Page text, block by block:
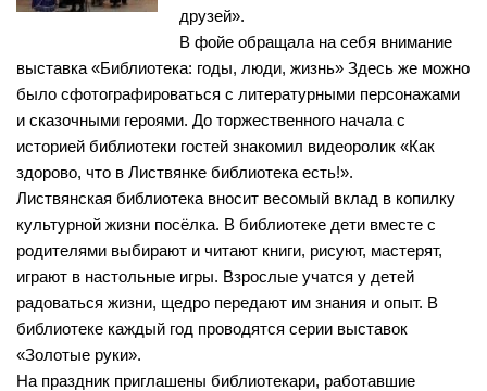
Бурмистровская сельская библиотека №6
Быстровская сельская библиотека №7
Верх-Коенская сельская библиотека №8
Горевская сельская библиотека №9
Гусельниковская сельская библиотека №10
Е-Л
Евсинская сельская библиотека №12
Сельская библиотека д. Евсино №36
Елбашинская сельская библиотека №11
Завьяловская сельская библиотека №13
Искитимская сельская библиотека №14
Нормативно — правовые акты
Результаты независимой оценки качества
Предложения об улучшении качества деятельности
Оnline опрос
Видео
Контакты
друзей».
В фойе обращала на себя внимание
выставка «Библиотека: годы, люди, жизнь» Здесь же можно
было сфотографироваться с литературными персонажами
и сказочными героями. До торжественного начала с
историей библиотеки гостей знакомил видеоролик «Как
здорово, что в Листвянке библиотека есть!».
Листвянская библиотека вносит весомый вклад в копилку
культурной жизни посёлка. В библиотеке дети вместе с
родителями выбирают и читают книги, рисуют, мастерят,
играют в настольные игры. Взрослые учатся у детей
радоваться жизни, щедро передают им знания и опыт. В
библиотеке каждый год проводятся серии выставок
«Золотые руки».
На праздник приглашены библиотекари, работавшие